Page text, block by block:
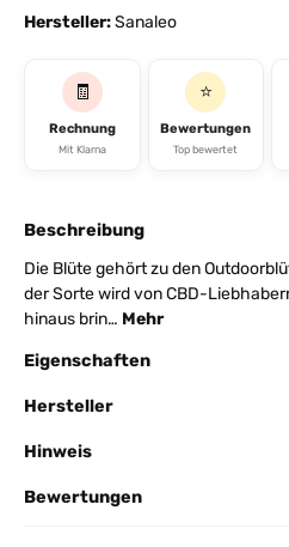
Hersteller:Sanaleo
🧾
Rechnung
Mit Klarna
⭐
Bewertungen
Top bewertet
Beschreibung
Die Blüte gehört zu den
der Sorte wird von CBD-
hinaus brin… Mehr
Eigenschaften
Hersteller
Hinweis
Bewertungen